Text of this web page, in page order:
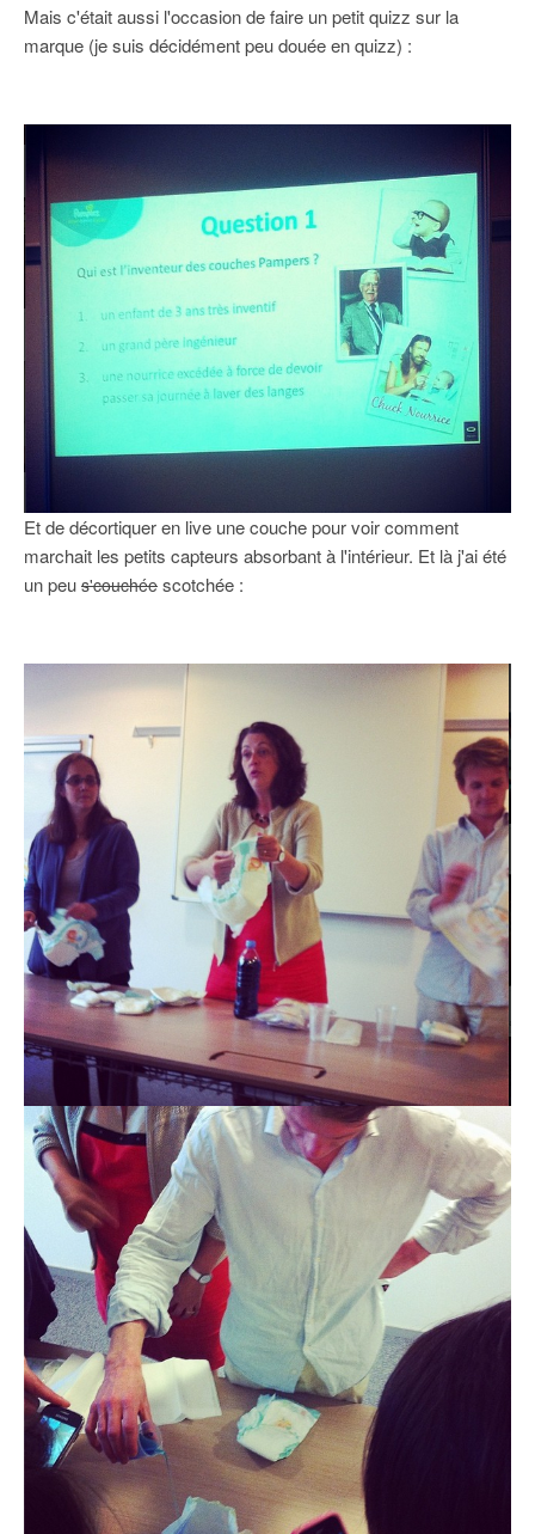
Mais c'était aussi l'occasion de faire un petit quizz sur la
marque (je suis décidément peu douée en quizz) :
Et de décortiquer en live une couche pour voir comment
marchait les petits capteurs absorbant à l'intérieur. Et là j'ai été
un peu s'couchée scotchée :